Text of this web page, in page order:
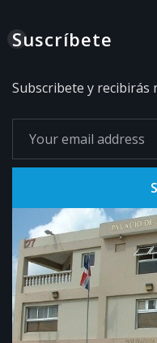
Suscríbete
Subscribete y recibirás